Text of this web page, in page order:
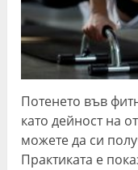
Потенето във
като дейност на
можете да си
Практиката е